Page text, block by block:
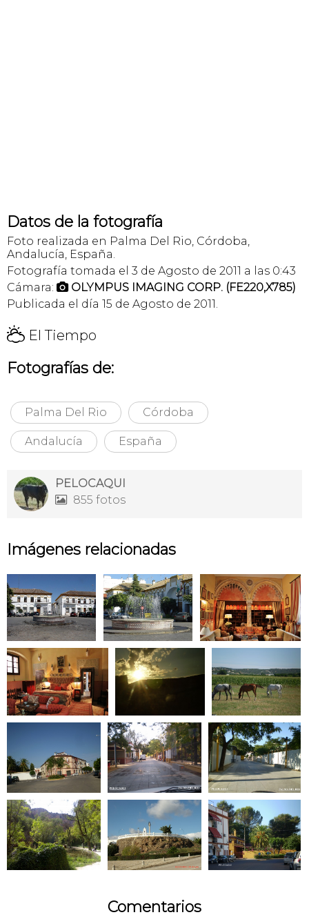
Datos de la fotografía
Foto realizada en Palma Del Rio, Córdoba,
Andalucía, España.
Fotografía tomada el 3 de Agosto de 2011 a las 0:43
Cámara:  OLYMPUS IMAGING CORP. (FE220,X785)
Publicada el día 15 de Agosto de 2011.
H El Tiempo
Fotografías de:
Palma Del Rio Córdoba
Andalucía España
PELOCAQUI
 855 fotos
Imágenes relacionadas
Comentarios